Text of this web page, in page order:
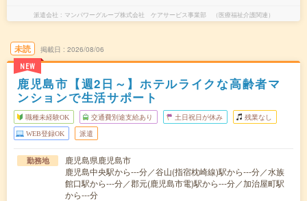
派遣会社 マンパワーグループ株式会社 ケアサービス事業部 （医療福祉介護関連）
未読
NEW
掲載日 2026/08/06
鹿児島市【週2日～】ホテルライクな高齢者マ
ンションで生活サポート
職種未経験OK 交通費別途支給あり 土日祝日が休み 残業なし
WEB登録OK 派遣
勤務地
鹿児島県鹿児島市
鹿児島中央駅から---分／谷山(指宿枕崎線)駅から---分／水族
館口駅から---分／郡元(鹿児島市電)駅から---分／加治屋町駅
から---分